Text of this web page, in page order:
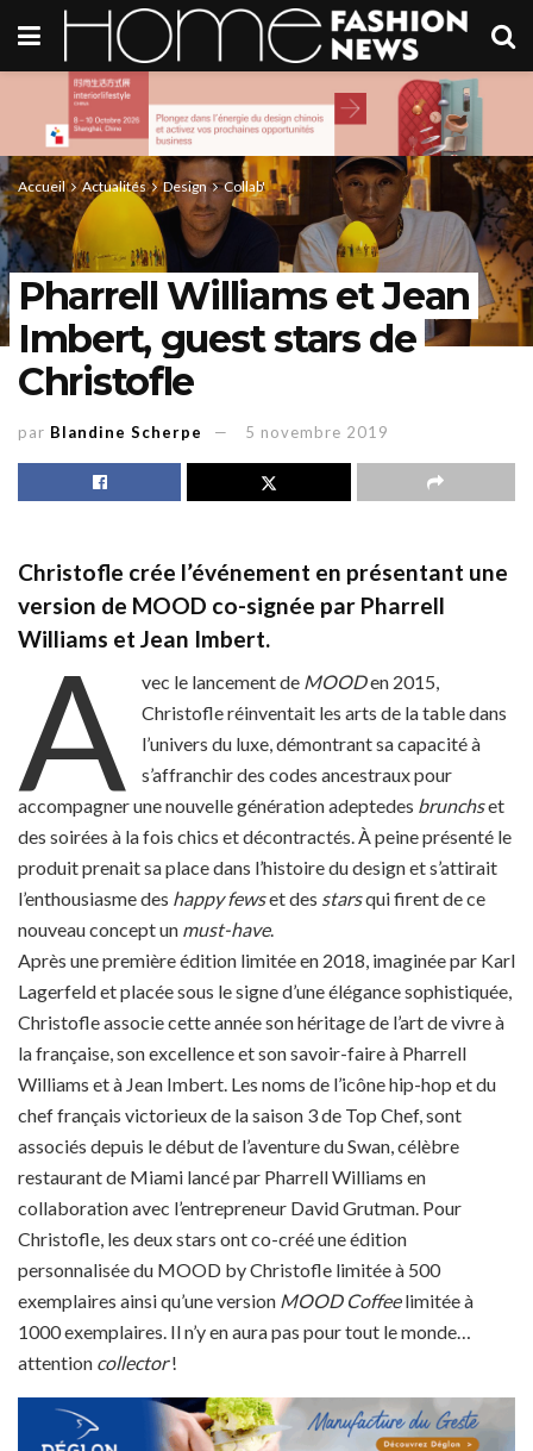
Accueil Actualités Design Collab'
Pharrell Williams et Jean
Imbert, guest stars de
Christofle
par Blandine Scherpe 5 novembre 2019
Christofle crée l’événement en présentant une
version de MOOD co-signée par Pharrell
Williams et Jean Imbert.
A vec le lancement de MOODen 2015,
Christofle réinventait les arts de la table dans
l’univers du luxe, démontrant sa capacité à
s’affranchir des codes ancestraux pour
accompagner une nouvelle génération adeptedes brunchset
des soirées à la fois chics et décontractés. À peine présenté le
produit prenait sa place dans l’histoire du design et s’attirait
l’enthousiasme des happy fewset des starsqui firent de ce
nouveau concept un must-have.
Après une première édition limitée en 2018, imaginée par Karl
Lagerfeld et placée sous le signe d’une élégance sophistiquée,
Christofle associe cette année son héritage de l’art de vivre à
la française, son excellence et son savoir-faire à Pharrell
Williams et à Jean Imbert. Les noms de l’icône hip-hop et du
chef français victorieux de la saison 3 de Top Chef, sont
associés depuis le début de l’aventure du Swan, célèbre
restaurant de Miami lancé par Pharrell Williams en
collaboration avec l’entrepreneur David Grutman. Pour
Christofle, les deux stars ont co-créé une édition
personnalisée du MOOD by Christofle limitée à 500
exemplaires ainsi qu’une version MOOD Coffeelimitée à
1000 exemplaires. Il n’y en aura pas pour tout le monde…
attention collector!